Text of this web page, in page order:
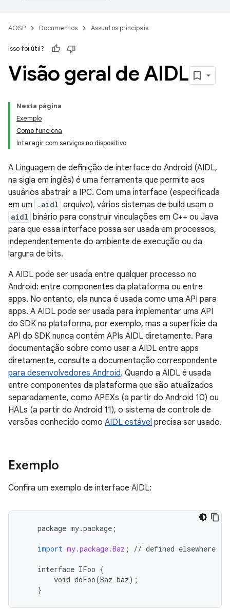
AOSP Documentos Assuntos principais
Isso foi útil?
Visão geral de AIDL
Nesta página
Exemplo
Como funciona
Interagir com serviços no dispositivo
A Linguagem de definição de interface do Android (AIDL,
na sigla em inglês) é uma ferramenta que permite aos
usuários abstrair a IPC. Com uma interface (especificada
em um
.aidl arquivo), vários sistemas de build usam o
aidl binário para construir vinculações em C++ ou Java
para que essa interface possa ser usada em processos,
independentemente do ambiente de execução ou da
largura de bits.
A AIDL pode ser usada entre qualquer processo no
Android: entre componentes da plataforma ou entre
apps. No entanto, ela nunca é usada como uma API para
apps. A AIDL pode ser usada para implementar uma API
do SDK na plataforma, por exemplo, mas a superfície da
API do SDK nunca contém APIs AIDL diretamente. Para
documentação sobre como usar a AIDL entre apps
diretamente, consulte a documentação correspondente
para desenvolvedores Android. Quando a AIDL é usada
entre componentes da plataforma que são atualizados
separadamente, como APEXs (a partir do Android 10) ou
HALs (a partir do Android 11), o sistema de controle de
versões conhecido como AIDL estável precisa ser usado.
Exemplo
Confira um exemplo de interface AIDL:
package my.package ;
import my.package.Baz ; // defined elsewhere
interface IFoo {
void doFoo(Baz baz);
}